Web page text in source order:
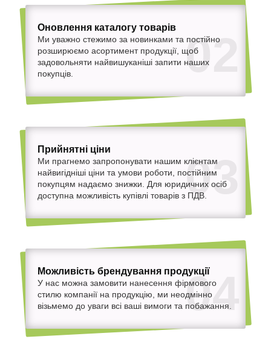
02
Оновлення каталогу товарів
Ми уважно стежимо за новинками та постійно
розширюємо асортимент продукції, щоб
задовольняти найвишуканіші запити наших
покупців.
03
Прийнятні ціни
Ми прагнемо запропонувати нашим клієнтам
найвигідніші ціни та умови роботи, постійним
покупцям надаємо знижки. Для юридичних осіб
доступна можливість купівлі товарів з ПДВ.
04
Можливість брендування продукції
У нас можна замовити нанесення фірмового
стилю компанії на продукцію, ми неодмінно
візьмемо до уваги всі ваші вимоги та побажання.